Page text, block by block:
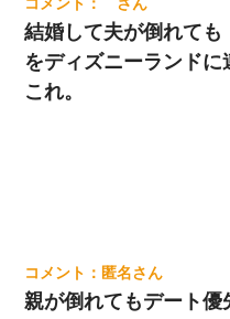
結婚して夫が倒れて
をディズニーランド
これ。
匿名
親が倒れてもデート優